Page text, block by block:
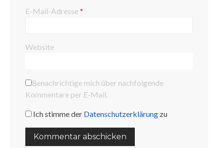
E-Mail-Adresse*
Website
Benachrichtige mich über nachfolgende
Kommentare per E-Mail.
Ich stimme der Datenschutzerklärung zu